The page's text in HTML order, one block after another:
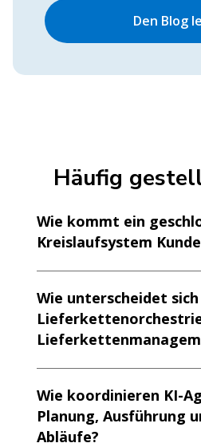
Den Blog
Häufig
Wie kommt ein
Kreislaufsystem
Wie unterscheidet
Wie koordinieren KI-
Planung, Ausführung
Abläufe?